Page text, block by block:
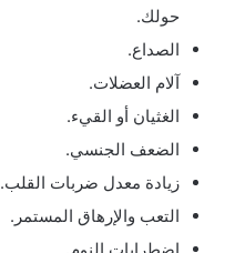
حولك.
الصداع.
آلام العضلات.
الغثيان أو القيء.
الضعف الجنسي.
زيادة معدل ضربات القلب.
التعب والإرهاق المستمر.